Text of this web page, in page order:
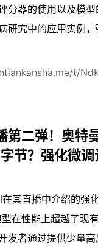
分器的使用以及模型
研究中的应用实例
t/
第二弹！奥特
节？强化微
其直播中介绍的强
在性能上超越了现
发者通过提供少量